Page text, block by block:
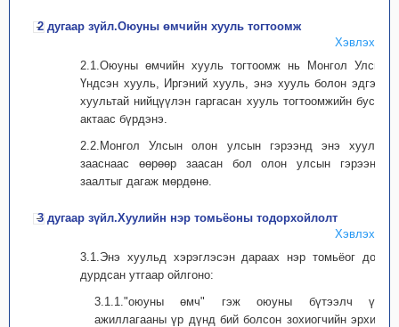
2 дугаар зүйл.Оюуны өмчийн хууль тогтоомж
Хэвлэх
2.1.Оюуны өмчийн хууль тогтоомж нь Монгол Улсын
Үндсэн хууль, Иргэний хууль, энэ хууль болон эдгээр
хуультай нийцүүлэн гаргасан хууль тогтоомжийн бусад
актаас бүрдэнэ.
2.2.Монгол Улсын олон улсын гэрээнд энэ хуульд
зааснаас өөрөөр заасан бол олон улсын гэрээний
заалтыг дагаж мөрдөнө.
3 дугаар зүйл.Хуулийн нэр томьёоны тодорхойлолт
Хэвлэх
3.1.Энэ хуульд хэрэглэсэн дараах нэр томьёог доор
дурдсан утгаар ойлгоно:
3.1.1."оюуны өмч" гэж оюуны бүтээлч үйл
ажиллагааны үр дүнд бий болсон зохиогчийн эрхийн